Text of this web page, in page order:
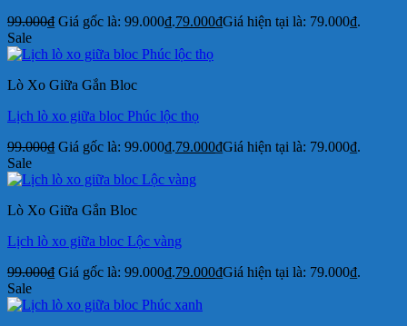
99.000₫ Giá gốc là: 99.000₫.79.000₫Giá hiện tại là: 79.000₫.
Sale
Lò Xo Giữa Gắn Bloc
Lịch lò xo giữa bloc Phúc lộc thọ
99.000₫ Giá gốc là: 99.000₫.79.000₫Giá hiện tại là: 79.000₫.
Sale
Lò Xo Giữa Gắn Bloc
Lịch lò xo giữa bloc Lộc vàng
99.000₫ Giá gốc là: 99.000₫.79.000₫Giá hiện tại là: 79.000₫.
Sale